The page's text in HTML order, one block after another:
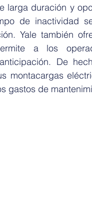
larga duración y
de inactividad
Yale también
a los
De
montacargas
gastos de